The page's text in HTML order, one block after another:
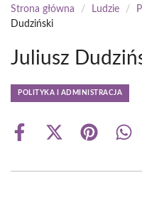
Strona główna / Ludzie /
Dudziński
Juliusz
POLITYKA I ADMINISTRACJA
Share
Share
(Twitter)
Share